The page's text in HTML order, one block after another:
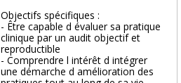
Objectifs spécifiques :
- Être capable d évaluer sa pratique
clinique par un audit objectif et
reproductible
- Comprendre l intérêt d intégrer
une démarche d amélioration des